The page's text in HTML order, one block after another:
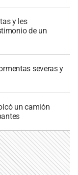
y les
de un
severas y
un camión